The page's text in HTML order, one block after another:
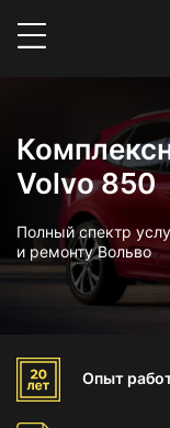
Volvo 850
Полный спектр
и ремонту Вольво
Опыт